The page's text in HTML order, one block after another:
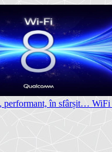
performant, în sfârșit… WiFi